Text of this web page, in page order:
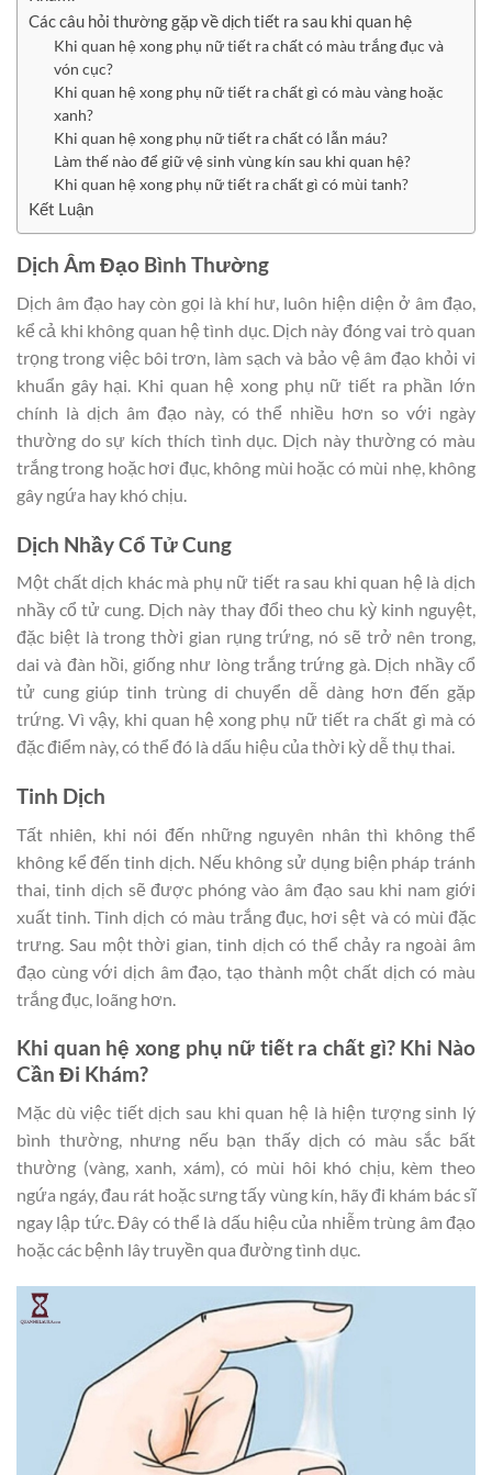
Các câu hỏi thường gặp về dịch tiết ra sau khi quan hệ
Khi quan hệ xong phụ nữ tiết ra chất có màu trắng đục và
vón cục?
Khi quan hệ xong phụ nữ tiết ra chất gì có màu vàng hoặc
xanh?
Khi quan hệ xong phụ nữ tiết ra chất có lẫn máu?
Làm thế nào để giữ vệ sinh vùng kín sau khi quan hệ?
Khi quan hệ xong phụ nữ tiết ra chất gì có mùi tanh?
Kết Luận
Dịch Âm Đạo Bình Thường
Dịch âm đạo hay còn gọi là khí hư, luôn hiện diện ở âm đạo,
kể cả khi không quan hệ tình dục. Dịch này đóng vai trò quan
trọng trong việc bôi trơn, làm sạch và bảo vệ âm đạo khỏi vi
khuẩn gây hại. Khi quan hệ xong phụ nữ tiết ra phần lớn
chính là dịch âm đạo này, có thể nhiều hơn so với ngày
thường do sự kích thích tình dục. Dịch này thường có màu
trắng trong hoặc hơi đục, không mùi hoặc có mùi nhẹ, không
gây ngứa hay khó chịu.
Dịch Nhầy Cổ Tử Cung
Một chất dịch khác mà phụ nữ tiết ra sau khi quan hệ là dịch
nhầy cổ tử cung. Dịch này thay đổi theo chu kỳ kinh nguyệt,
đặc biệt là trong thời gian rụng trứng, nó sẽ trở nên trong,
dai và đàn hồi, giống như lòng trắng trứng gà. Dịch nhầy cổ
tử cung giúp tinh trùng di chuyển dễ dàng hơn đến gặp
trứng. Vì vậy, khi quan hệ xong phụ nữ tiết ra chất gì mà có
đặc điểm này, có thể đó là dấu hiệu của thời kỳ dễ thụ thai.
Tinh Dịch
Tất nhiên, khi nói đến những nguyên nhân thì không thể
không kể đến tinh dịch. Nếu không sử dụng biện pháp tránh
thai, tinh dịch sẽ được phóng vào âm đạo sau khi nam giới
xuất tinh. Tinh dịch có màu trắng đục, hơi sệt và có mùi đặc
trưng. Sau một thời gian, tinh dịch có thể chảy ra ngoài âm
đạo cùng với dịch âm đạo, tạo thành một chất dịch có màu
trắng đục, loãng hơn.
Khi quan hệ xong phụ nữ tiết ra chất gì? Khi Nào
Cần Đi Khám?
Mặc dù việc tiết dịch sau khi quan hệ là hiện tượng sinh lý
bình thường, nhưng nếu bạn thấy dịch có màu sắc bất
thường (vàng, xanh, xám), có mùi hôi khó chịu, kèm theo
ngứa ngáy, đau rát hoặc sưng tấy vùng kín, hãy đi khám bác sĩ
ngay lập tức. Đây có thể là dấu hiệu của nhiễm trùng âm đạo
hoặc các bệnh lây truyền qua đường tình dục.